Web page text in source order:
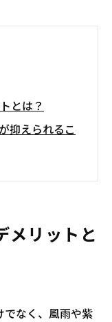
とは？
抑えられるこ
トとは？
メリットと
でなく、風雨や紫